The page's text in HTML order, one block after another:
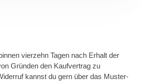
vierzehn Tagen nach Erhalt der
Gründen den Kaufvertrag zu
kannst du gern über das Muster-